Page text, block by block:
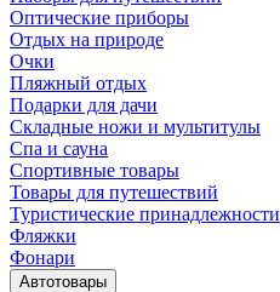
Оптические приборы
Отдых на природе
Очки
Пляжный отдых
Подарки для дачи
Складные ножи и мультитулы
Спа и сауна
Спортивные товары
Товары для путешествий
Туристические принадлежности
Фляжки
Фонари
Автотовары